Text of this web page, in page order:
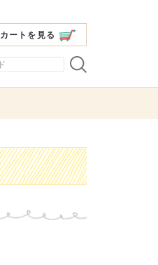
カートを見る